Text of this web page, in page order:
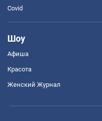
Covid
Шоу
Афиша
Красота
Женский Журнал